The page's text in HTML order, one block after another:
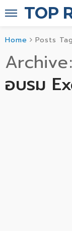
TOP
Home Posts
Archive
อบรม